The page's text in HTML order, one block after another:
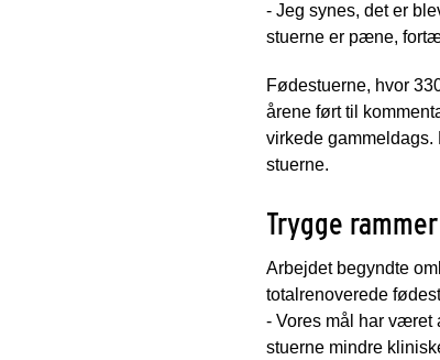
- Jeg synes, det er
stuerne er pæne,
Fødestuerne, hvor
årene ført til
virkede gammeldags.
stuerne.
Trygge
Arbejdet begyndte
totalrenoverede
- Vores mål har været
stuerne mindre